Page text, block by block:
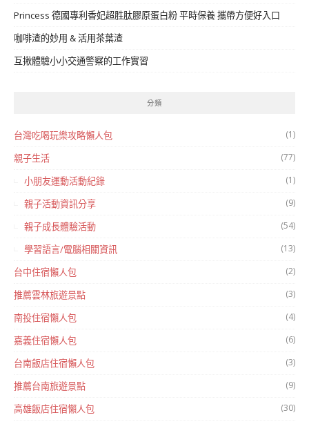
Princess 德國專利香妃超胜肽膠原蛋白粉 平時保養 攜帶方便好入口
咖啡渣的妙用 & 活用茶葉渣
互揪體驗小小交通警察的工作實習
分類
台灣吃喝玩樂攻略懶人包 (1)
親子生活 (77)
小朋友運動活動紀錄 (1)
親子活動資訊分享 (9)
親子成長體驗活動 (54)
學習語言/電腦相關資訊 (13)
台中住宿懶人包 (2)
推薦雲林旅遊景點 (3)
南投住宿懶人包 (4)
嘉義住宿懶人包 (6)
台南飯店住宿懶人包 (3)
推薦台南旅遊景點 (9)
高雄飯店住宿懶人包 (30)